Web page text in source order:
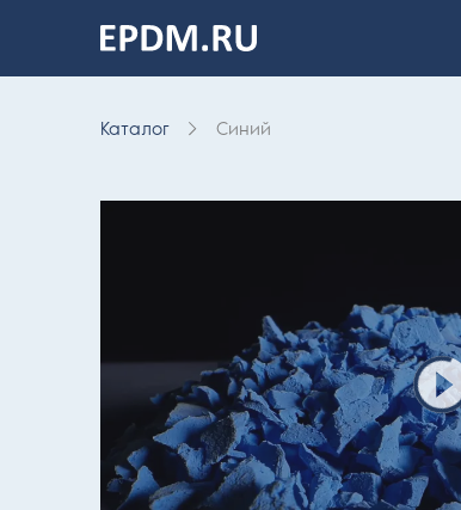
На главную
страницу
Каталог Синий